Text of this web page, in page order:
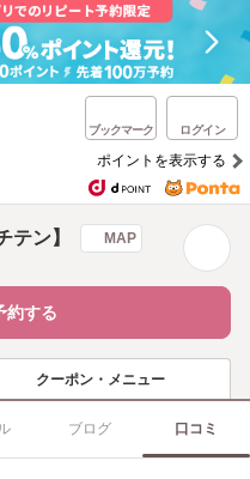
ブックマーク ログイン
ポイントを表示する
ン】 MAP
約する
クーポン・メニュー
ブログ 口コミ